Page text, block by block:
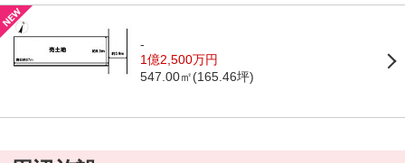
-
1億2,500万円
547.00㎡(165.46坪)